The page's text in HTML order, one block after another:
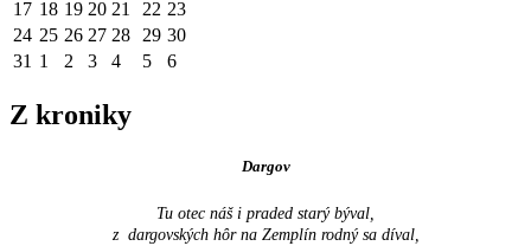
17 18 19 20 21 22 23
24 25 26 27 28 29 30
31 1 2 3 4 5 6
Z kroniky
Dargov
Tu otec náš i praded starý býval,
z dargovských hôr na Zemplín rodný sa díval,